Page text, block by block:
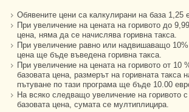
Обявените цени са калкулирани на база 1,25
При увеличение на цената на горивото до
цена, няма да се начислява горивна такса.
При увеличение равно или надвишаващо
цена ще бъде въведена горивна такса.
При увеличение на цената на горивото от 10
базовата цена, размерът на горивната такса
пътуване по тази програма ще бъде 10.00
На всяко следващо увеличение на горивото
базовата цена, сумата се мултиплицира.